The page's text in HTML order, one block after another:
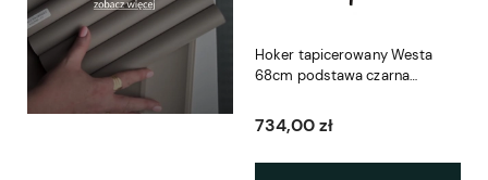
Hoker tapicerowany Westa
68cm podstawa czarna
734,00 zł